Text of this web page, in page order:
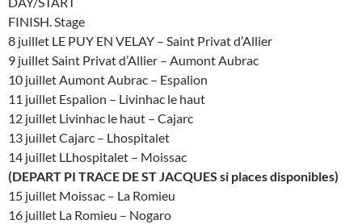
FINISH. Stage
8 juillet LE PUY EN VELAY – Saint Privat d’Allier
9 juillet Saint Privat d’Allier – Aumont Aubrac
10 juillet Aumont Aubrac – Espalion
11 juillet Espalion – Livinhac le haut
12 juillet Livinhac le haut – Cajarc
13 juillet Cajarc – Lhospitalet
14 juillet LLhospitalet – Moissac
(DEPART PI TRACE DE ST JACQUES si places disponibles)
15 juillet Moissac – La Romieu
16 juillet La Romieu – Nogaro